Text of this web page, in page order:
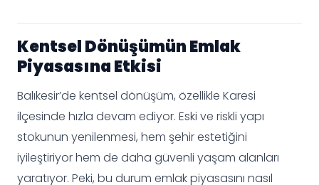
Kentsel Dönüşümün Emlak
Piyasasına Etkisi
Balıkesir’de kentsel dönüşüm, özellikle Karesi
ilçesinde hızla devam ediyor. Eski ve riskli yapı
stokunun yenilenmesi, hem şehir estetiğini
iyileştiriyor hem de daha güvenli yaşam alanları
yaratıyor. Peki, bu durum emlak piyasasını nasıl